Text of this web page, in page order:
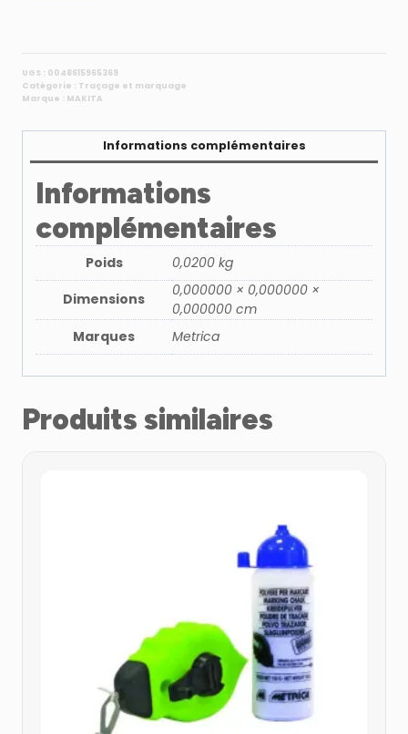
pointe
ogive
résiste
et
l'usure
UGS : 0048615965369
Catégorie : Traçage et marquage
Marque : MAKITA
Informations complémentaires
Informations
complémentaires
Poids
0,0200 kg
Dimensions
0,000000 × 0,000000 ×
0,000000 cm
Marques
Metrica
Produits similaires